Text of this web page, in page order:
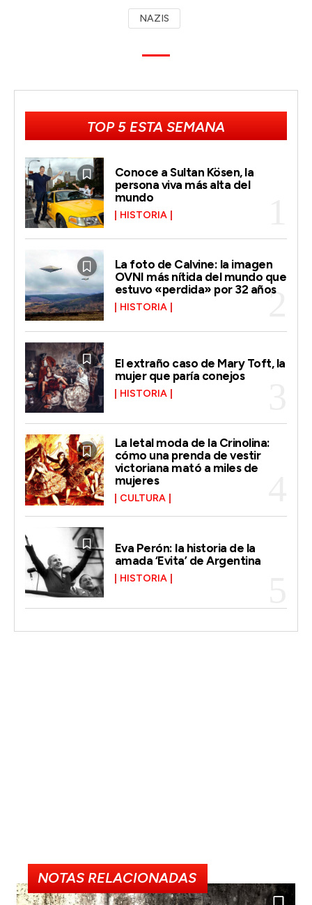
NAZIS
TOP 5 ESTA SEMANA
Conoce a Sultan Kösen, la
persona viva más alta del
mundo
HISTORIA
La foto de Calvine: la imagen
OVNI más nítida del mundo que
estuvo «perdida» por 32 años
HISTORIA
El extraño caso de Mary Toft, la
mujer que paría conejos
HISTORIA
La letal moda de la Crinolina:
cómo una prenda de vestir
victoriana mató a miles de
mujeres
CULTURA
Eva Perón: la historia de la
amada ‘Evita’ de Argentina
HISTORIA
NOTAS RELACIONADAS